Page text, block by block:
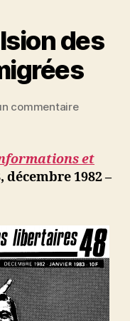
pour
une
France
française »
des
P
commentairesur
des
femmes
et
décembre 1982 –